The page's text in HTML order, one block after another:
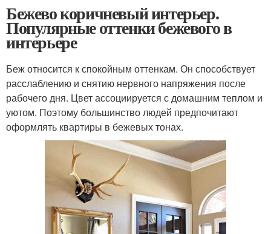
Бежево коричневый интерьер.
Популярные оттенки бежевого в
интерьере
Беж относится к спокойным оттенкам. Он способствует
расслаблению и снятию нервного напряжения после
рабочего дня. Цвет ассоциируется с домашним теплом и
уютом. Поэтому большинство людей предпочитают
оформлять квартиры в бежевых тонах.